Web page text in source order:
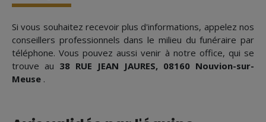
Si vous souhaitez recevoir plus d'informations, appelez nos
conseillers professionnels dans le milieu du funéraire par
téléphone. Vous pouvez aussi venir à notre office, qui se
trouve au 38 RUE JEAN JAURES, 08160 Nouvion-sur-
Meuse .